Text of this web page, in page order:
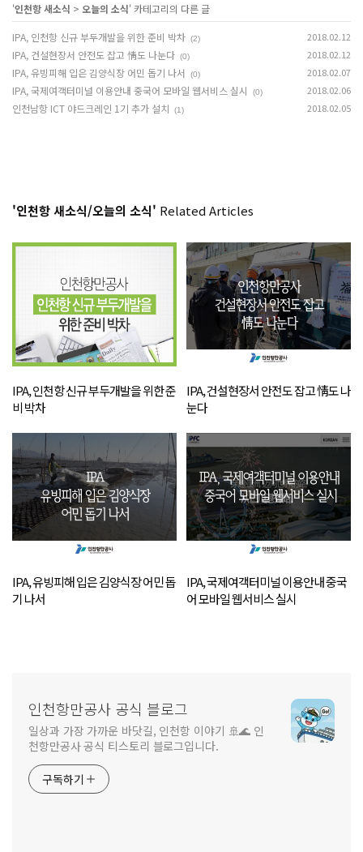
'인천항 새소식 > 오늘의 소식' 카테고리의 다른 글
IPA, 인천항 신규 부두개발을 위한 준비 박차 (2) 2018.02.12
IPA, 건설현장서 안전도 잡고 情도 나눈다 (0) 2018.02.12
IPA, 유빙피해 입은 김양식장 어민 돕기 나서 (0) 2018.02.07
IPA, 국제여객터미널 이용안내 중국어 모바일 웹서비스 실시 (0) 2018.02.06
인천남항 ICT 야드크레인 1기 추가 설치 (1) 2018.02.05
'인천항 새소식/오늘의 소식' Related Articles
IPA, 인천항 신규 부두개발을 위한 준
비 박차
IPA, 건설현장서 안전도 잡고 情도 나
눈다
IPA, 유빙피해 입은 김양식장 어민 돕
기 나서
IPA, 국제여객터미널 이용안내 중국
어 모바일 웹서비스 실시
인천항만공사 공식 블로그
일상과 가장 가까운 바닷길, 인천항 이야기 🚢🌊 인
천항만공사 공식 티스토리 블로그입니다.
구독하기